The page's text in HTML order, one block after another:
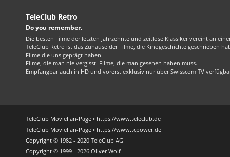
TeleClub Retro
Do you remember.
Die besten Filme der letzten Jahrzehnte und zeitlose Klassiker vereint an
TeleClub Retro ist das Zuhause der Filme, die Kinogeschichte geschrieben
Filme die uns geprägt haben.
Filme, die man nie vergisst. Filme, die man gesehen haben muss.
Empfangbar auch in HD und vorerst exklusiv nur über Swisscom TV
TeleClub MovieFan-Page • https://www.teleclub.de
TeleClub MovieFan-Page • https://www.tcpower.de
Copyright © 1982 - 2020 TeleClub AG
Copyright © 1999 - 2026 Oliver Wolf